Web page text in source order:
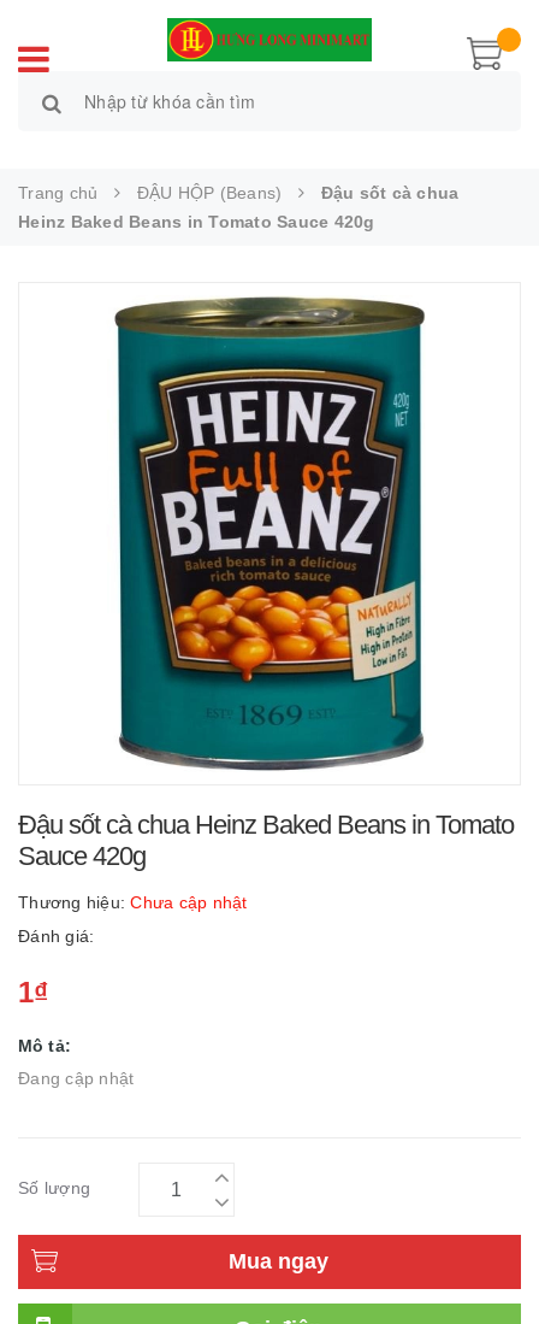
Trang chủ ĐẬU HỘP (Beans)
Đậu sốt cà chua
Heinz Baked Beans in Tomato Sauce 420g
Đậu sốt cà chua Heinz Baked Beans in Tomato
Sauce 420g
Thương hiệu: Chưa cập nhật
Đánh giá:
1₫
Mô tả:
Đang cập nhật
Số lượng
Mua ngay